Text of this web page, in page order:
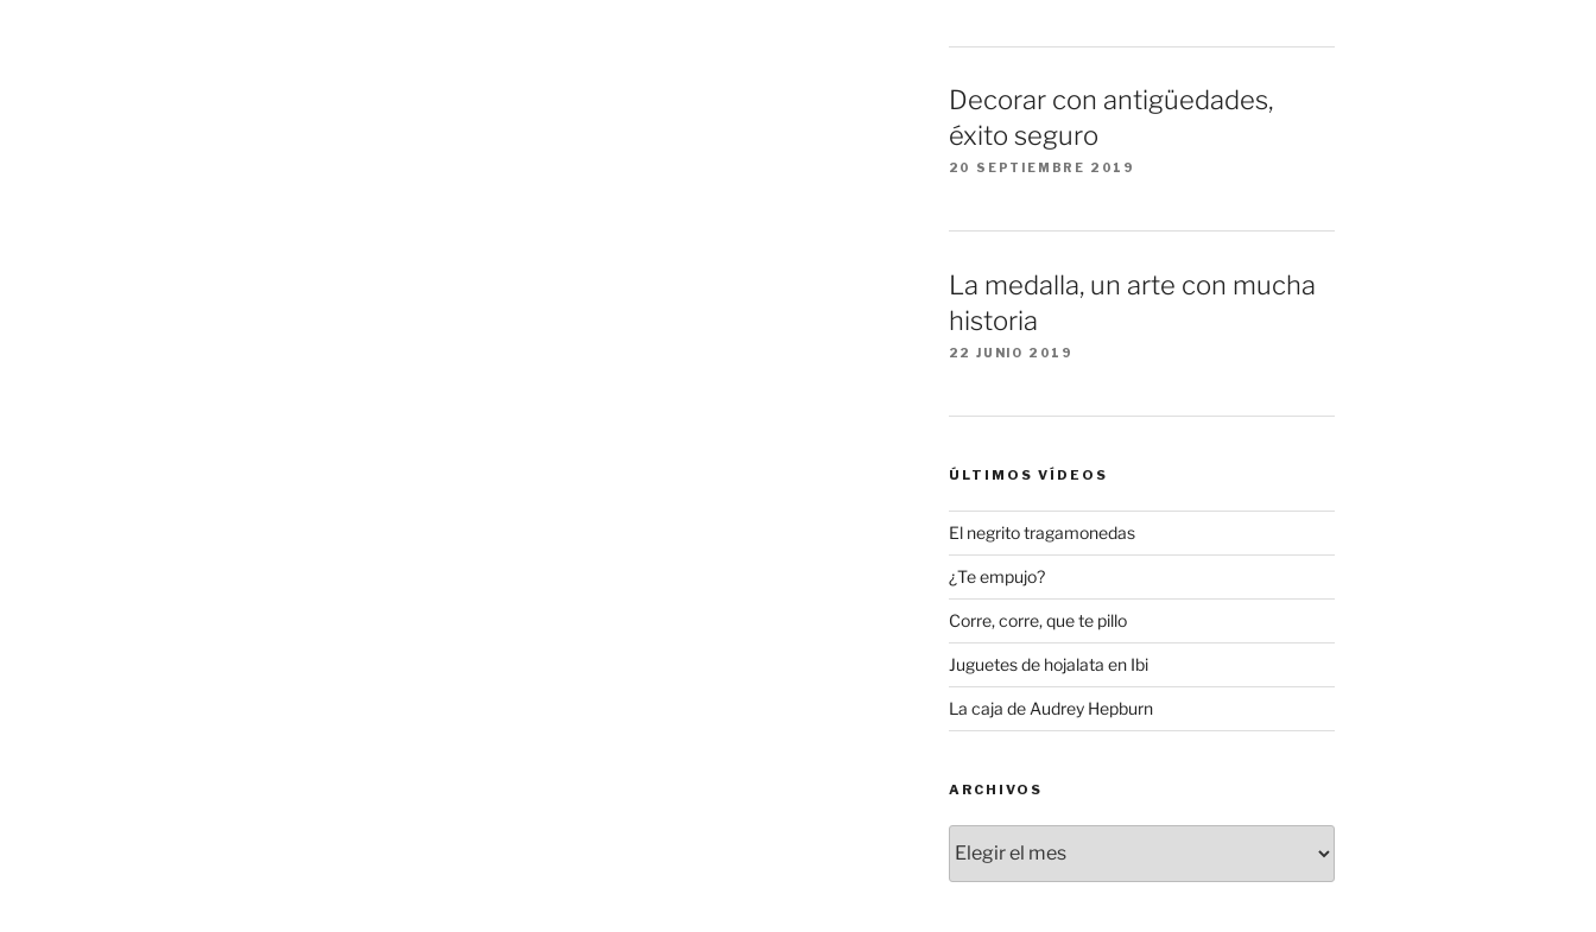
Decorar con antigüedades,
éxito seguro
20 SEPTIEMBRE 2019
La medalla, un arte con mucha
historia
22 JUNIO 2019
ÚLTIMOS VÍDEOS
El negrito tragamonedas
¿Te empujo?
Corre, corre, que te pillo
Juguetes de hojalata en Ibi
La caja de Audrey Hepburn
ARCHIVOS